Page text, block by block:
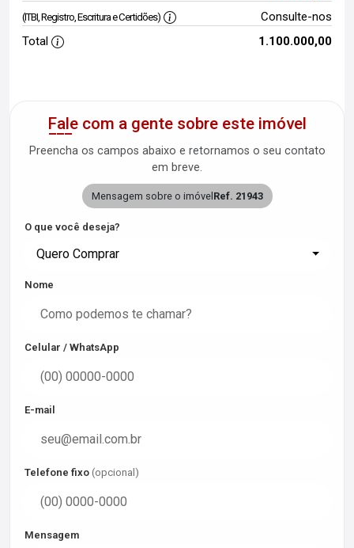
(ITBI, Registro, Escritura e Certidões)
Consulte-nos
Total
1.100.000,00
Fale com a gente sobre este imóvel
Preencha os campos abaixo e retornamos o seu contato
em breve.
Mensagem sobre o imóvel Ref. 21943
O que você deseja?
Quero Comprar
Nome
Celular / WhatsApp
E-mail
Telefone fixo (opcional)
Mensagem